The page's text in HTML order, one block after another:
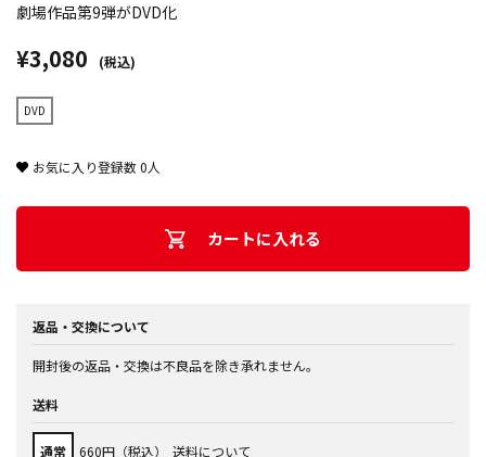
劇場作品第9弾がDVD化
¥3,080 (税込)
DVD
お気に入り登録数0人
カートに入れる
返品・交換について
開封後の返品・交換は不良品を除き承れません。
送料
通常 660円（税込） 送料について